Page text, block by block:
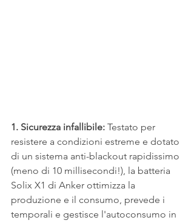
1. Sicurezza infallibile: Testato per
resistere a condizioni estreme e dotato
di un sistema anti-blackout rapidissimo
(meno di 10 millisecondi!), la batteria
Solix X1 di Anker ottimizza la
produzione e il consumo, prevede i
temporali e gestisce l'autoconsumo in